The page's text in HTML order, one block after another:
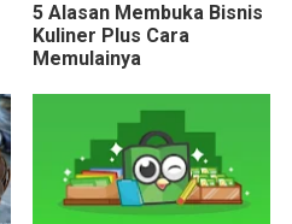
5 Alasan Membuka Bisnis
Kuliner Plus Cara
Memulainya